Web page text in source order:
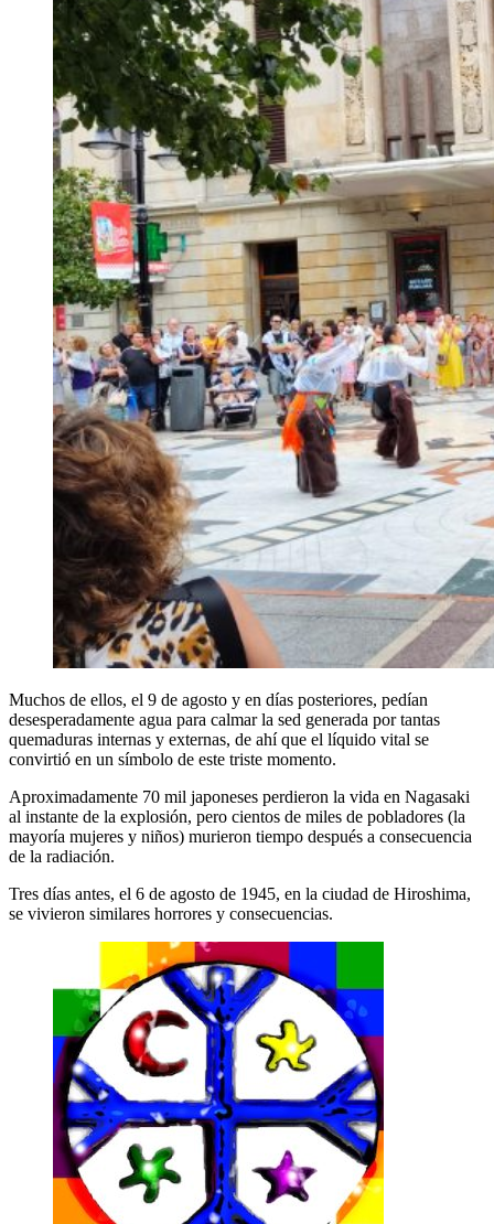
Muchos de ellos, el 9 de agosto y en días posteriores, pedían
desesperadamente agua para calmar la sed generada por tantas
quemaduras internas y externas, de ahí que el líquido vital se
convirtió en un símbolo de este triste momento.
Aproximadamente 70 mil japoneses perdieron la vida en Nagasaki
al instante de la explosión, pero cientos de miles de pobladores (la
mayoría mujeres y niños) murieron tiempo después a consecuencia
de la radiación.
Tres días antes, el 6 de agosto de 1945, en la ciudad de Hiroshima,
se vivieron similares horrores y consecuencias.